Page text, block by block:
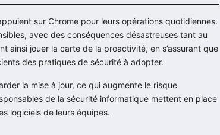
sur Chrome pour leurs opérations quotidiennes.
avec des conséquences désastreuses tant au
ainsi jouer la carte de la proactivité, en s’assurant que
des pratiques de sécurité à adopter.
la mise à jour, ce qui augmente le risque
de la sécurité informatique mettent en place
logiciels de leurs équipes.